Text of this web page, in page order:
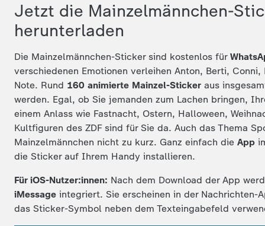
Jetzt die Mainzelmännchen-
herunterladen
Die Mainzelmännchen-Sticker sind kostenlos für
verschiedenen Emotionen verleihen Anton, Berti,
Note. Rund 160 animierte Mainzel-Sticker aus
werden. Egal, ob Sie jemanden zum Lachen bringen,
einem Anlass wie Fastnacht, Ostern, Halloween,
Kultfiguren des ZDF sind für Sie da. Auch das Thema
Mainzelmännchen nicht zu kurz. Ganz einfach die App
die Sticker auf Ihrem Handy installieren.
Für iOS-Nutzer:innen: Nach dem Download der App
iMessage integriert. Sie erscheinen in der Nachrichten-
das Sticker-Symbol neben dem Texteingabefeld